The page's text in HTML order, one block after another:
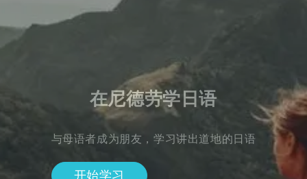
在尼德劳学日语
与母语者成为朋友，学习讲出道地的日语
开始学习